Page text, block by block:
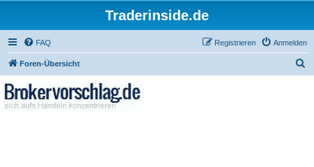
Traderinside.de
FAQ Anmelden
Registrieren
Foren-Übersicht